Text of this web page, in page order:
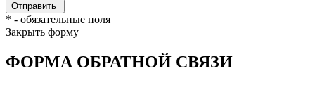
* - обязательные поля
Закрыть форму
ФОРМА ОБРАТНОЙ СВЯЗИ